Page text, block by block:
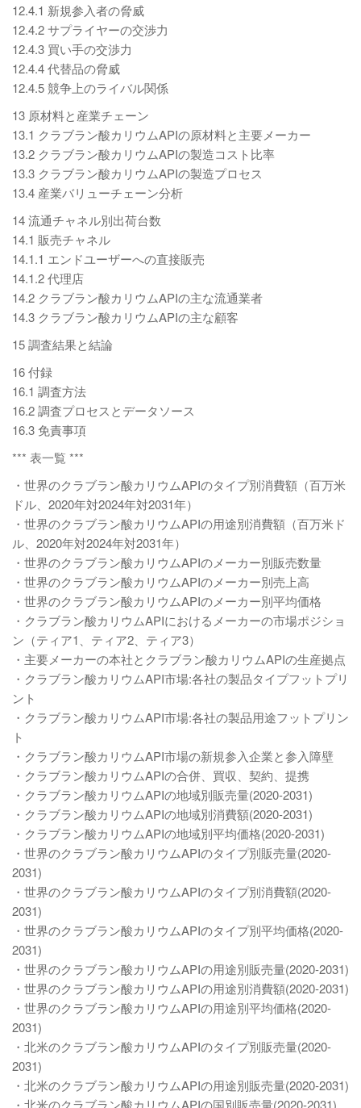
12.4.1 新規参入者の脅威
12.4.2 サプライヤーの交渉力
12.4.3 買い手の交渉力
12.4.4 代替品の脅威
12.4.5 競争上のライバル関係
13 原材料と産業チェーン
13.1 クラブラン酸カリウムAPIの原材料と主要メーカー
13.2 クラブラン酸カリウムAPIの製造コスト比率
13.3 クラブラン酸カリウムAPIの製造プロセス
13.4 産業バリューチェーン分析
14 流通チャネル別出荷台数
14.1 販売チャネル
14.1.1 エンドユーザーへの直接販売
14.1.2 代理店
14.2 クラブラン酸カリウムAPIの主な流通業者
14.3 クラブラン酸カリウムAPIの主な顧客
15 調査結果と結論
16 付録
16.1 調査方法
16.2 調査プロセスとデータソース
16.3 免責事項
*** 表一覧 ***
・世界のクラブラン酸カリウムAPIのタイプ別消費額（百万米
ドル、2020年対2024年対2031年）
・世界のクラブラン酸カリウムAPIの用途別消費額（百万米ド
ル、2020年対2024年対2031年）
・世界のクラブラン酸カリウムAPIのメーカー別販売数量
・世界のクラブラン酸カリウムAPIのメーカー別売上高
・世界のクラブラン酸カリウムAPIのメーカー別平均価格
・クラブラン酸カリウムAPIにおけるメーカーの市場ポジショ
ン（ティア1、ティア2、ティア3）
・主要メーカーの本社とクラブラン酸カリウムAPIの生産拠点
・クラブラン酸カリウムAPI市場:各社の製品タイプフットプリ
ント
・クラブラン酸カリウムAPI市場:各社の製品用途フットプリン
ト
・クラブラン酸カリウムAPI市場の新規参入企業と参入障壁
・クラブラン酸カリウムAPIの合併、買収、契約、提携
・クラブラン酸カリウムAPIの地域別販売量(2020-2031)
・クラブラン酸カリウムAPIの地域別消費額(2020-2031)
・クラブラン酸カリウムAPIの地域別平均価格(2020-2031)
・世界のクラブラン酸カリウムAPIのタイプ別販売量(2020-
2031)
・世界のクラブラン酸カリウムAPIのタイプ別消費額(2020-
2031)
・世界のクラブラン酸カリウムAPIのタイプ別平均価格(2020-
2031)
・世界のクラブラン酸カリウムAPIの用途別販売量(2020-2031)
・世界のクラブラン酸カリウムAPIの用途別消費額(2020-2031)
・世界のクラブラン酸カリウムAPIの用途別平均価格(2020-
2031)
・北米のクラブラン酸カリウムAPIのタイプ別販売量(2020-
2031)
・北米のクラブラン酸カリウムAPIの用途別販売量(2020-2031)
・北米のクラブラン酸カリウムAPIの国別販売量(2020-2031)